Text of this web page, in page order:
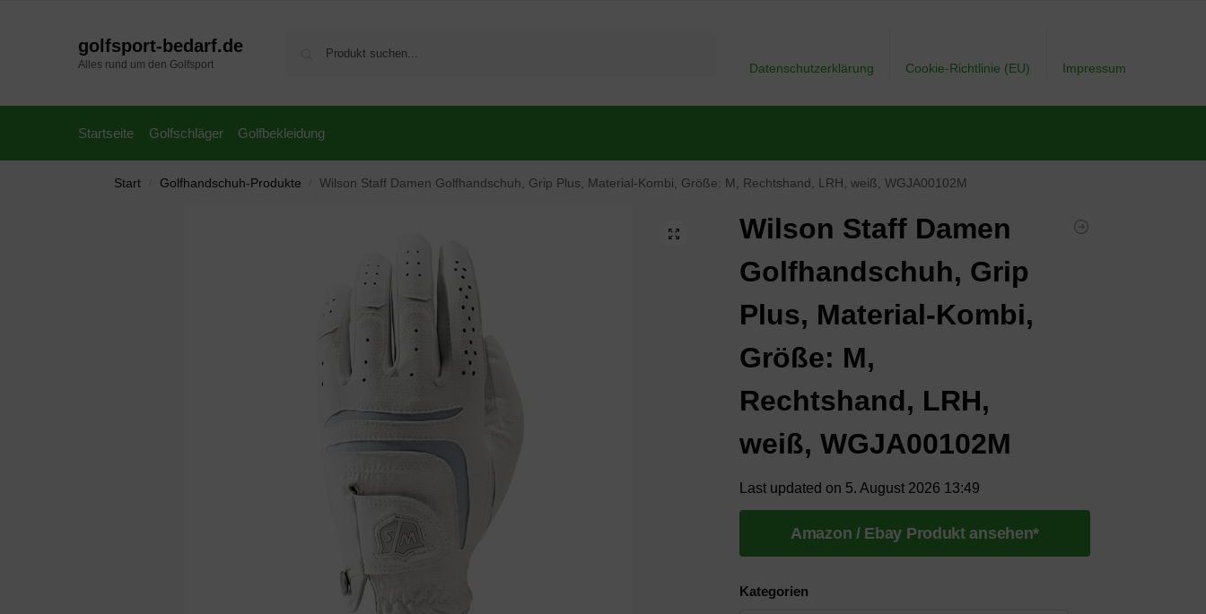
golfsport-bedarf.de
Alles rund um den Golfsport Datenschutzerklärung Cookie-Richtlinie (EU) Impressum
Startseite Golfschläger Golfbekleidung
Start Golfhandschuh-Produkte Wilson Staff Damen Golfhandschuh, Grip Plus, Material-Kombi, Größe: M, Rechtshand, LRH, weiß, WGJA00102M
Wilson Staff Damen
Golfhandschuh, Grip
Plus, Material-Kombi,
Größe: M,
Rechtshand, LRH,
weiß, WGJA00102M
Last updated on 5. August 2026 13:49
Amazon / Ebay Produkt ansehen*
Kategorien